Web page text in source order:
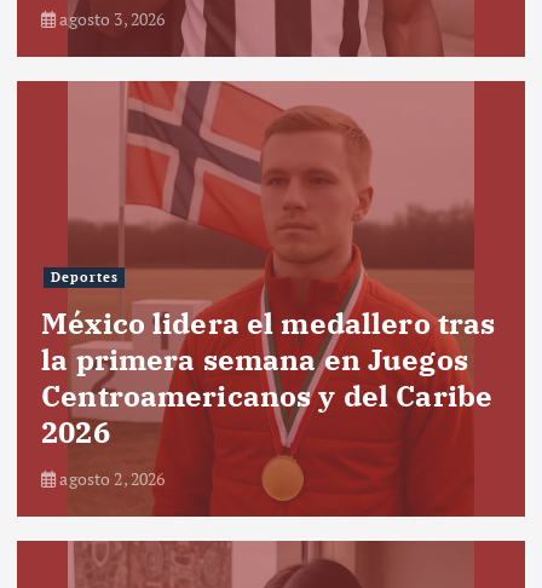
agosto 3, 2026
Deportes
México lidera el medallero tras
la primera semana en Juegos
Centroamericanos y del Caribe
2026
agosto 2, 2026